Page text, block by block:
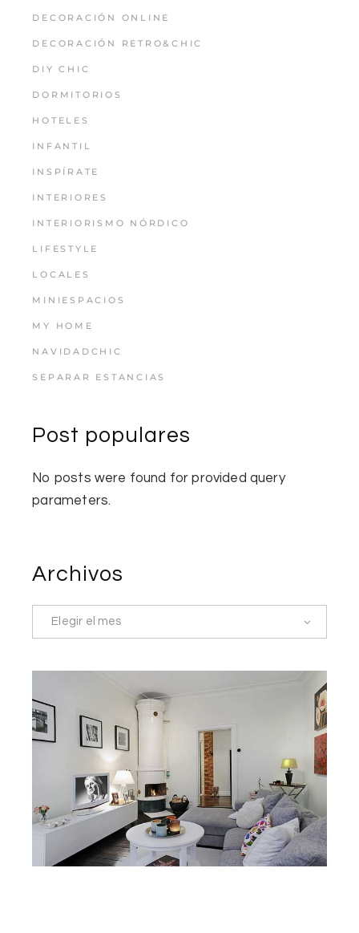
DECORACIÓN ONLINE
DECORACIÓN RETRO&CHIC
DIY CHIC
DORMITORIOS
HOTELES
INFANTIL
INSPÍRATE
INTERIORES
INTERIORISMO NÓRDICO
LIFESTYLE
LOCALES
MINIESPACIOS
MY HOME
NAVIDADCHIC
SEPARAR ESTANCIAS
Post populares
No posts were found for provided query
parameters.
Archivos
Elegir el mes